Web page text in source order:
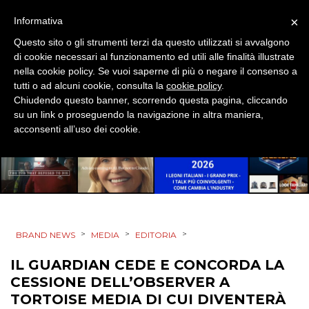
CINEMA
DIGITALE
EDITORIA
RADIO / AUDIO
BRAND NEWS > MEDIA > EDITORIA >
IL GUARDIAN CEDE E CONCORDA LA
CESSIONE DELL’OBSERVER A
TORTOISE MEDIA DI CUI DIVENTERÀ
×
Informativa
Questo sito o gli strumenti terzi da questo utilizzati si avvalgono
di cookie necessari al funzionamento ed utili alle finalità illustrate
nella cookie policy. Se vuoi saperne di più o negare il consenso a
tutti o ad alcuni cookie, consulta la cookie policy.
Chiudendo questo banner, scorrendo questa pagina, cliccando
su un link o proseguendo la navigazione in altra maniera,
acconsenti all’uso dei cookie.